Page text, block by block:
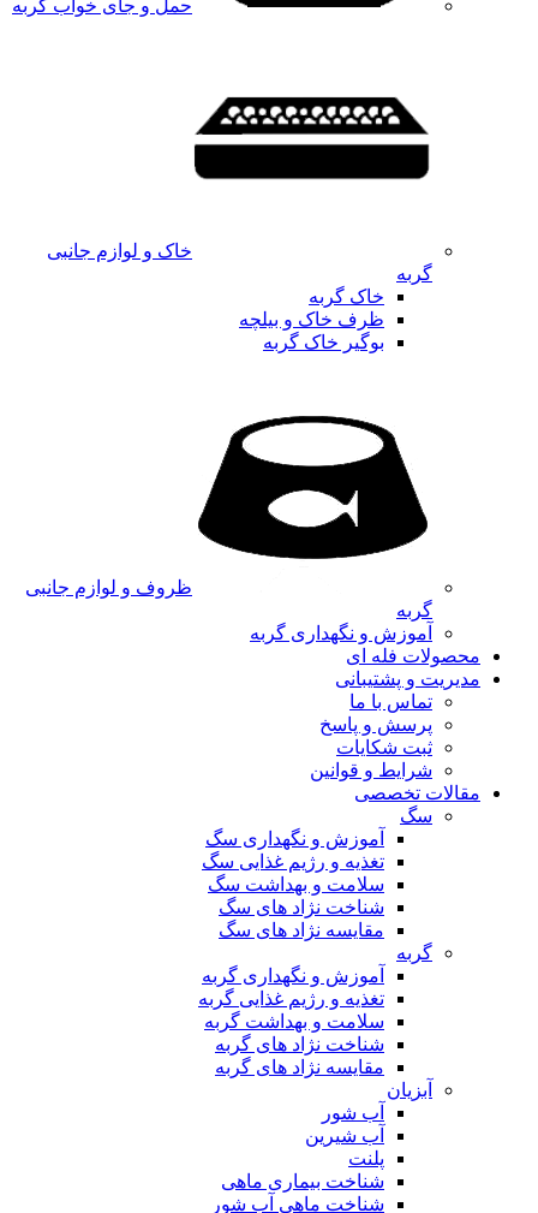
حمل و جای خواب گربه
خاک و لوازم جانبی
گربه
خاک گربه
ظرف خاک و بیلچه
بوگیر خاک گربه
ظروف و لوازم جانبی
گربه
آموزش و نگهداری گربه
محصولات فله ای
مدیریت و پشتیبانی
تماس با ما
پرسش و پاسخ
ثبت شکایات
شرایط و قوانین
مقالات تخصصی
سگ
آموزش و نگهداری سگ
تغذیه و رژیم غذایی سگ
سلامت و بهداشت سگ
شناخت نژاد های سگ
مقایسه نژاد های سگ
گربه
آموزش و نگهداری گربه
تغذیه و رژیم غذایی گربه
سلامت و بهداشت گربه
شناخت نژاد های گربه
مقایسه نژاد های گربه
آبزیان
آب شور
آب شیرین
پلنت
شناخت بیماری ماهی
شناخت ماهی آب شور